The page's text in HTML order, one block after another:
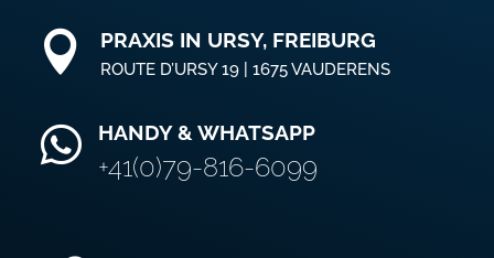
 PRAXIS IN URSY, FREIBURG
ROUTE D’URSY 19 | 1675 VAUDERENS
 HANDY & WHATSAPP
+41(0)79-816-6099